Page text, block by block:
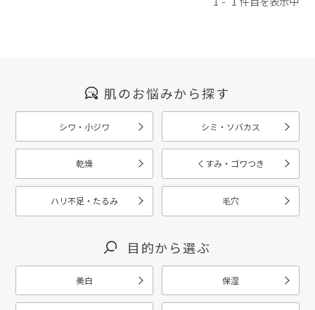
肌のお悩みから探す
シワ・小ジワ シミ・ソバカス
乾燥 くすみ・ゴワつき
ハリ不足・たるみ 毛穴
目的から選ぶ
美白 保湿